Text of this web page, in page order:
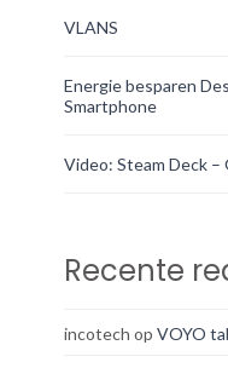
VLANS
Energie besparen
Smartphone
Video: Steam Deck
Recente
incotech opVOYO